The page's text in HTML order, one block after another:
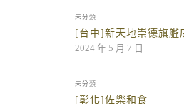
未分類
[台中]新天地崇德旗艦
2024 年 5 月 7 日
未分類
[彰化]佐樂和食